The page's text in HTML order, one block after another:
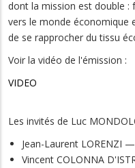
dont la mission est double :
vers le monde économique
de se rapprocher du tissu
Voir la vidéo de l'émission :
VIDEO
Les invités de Luc
Jean-Laurent LORENZI
Vincent COLONNA